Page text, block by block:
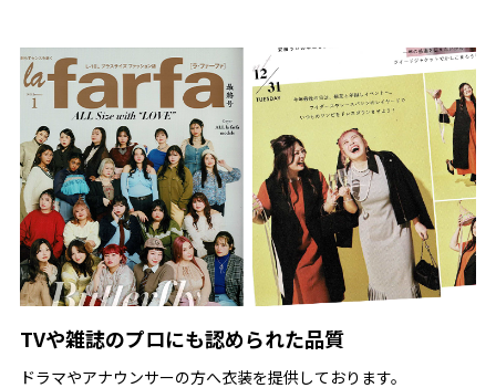
ザイン。
きれいめスーツコーデを演出し、かっこいい女性の印象を高
めます。
★大人のオフィススタイルを演出
------------------------------------------------------------
シンプルながら前開きが深めで、釦を閉めずにカッコよく着
こなせるデザイン。
抜け感コーデにもばっちり対応できる今っぽいデザインが魅
力のセットアップです。
★シワになりにくくストレッチも利いた素材
------------------------------------------------------------
なりにくく軽いのがポイント。
TVや雑誌のプロにも認められた品質
ドラマやアナウンサーの方へ衣装を提供しております。